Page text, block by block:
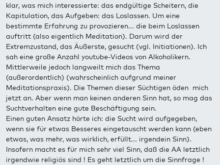
klar, was mich interessierte: das endgültige Scheitern, die
Kapitulation, das Aufgeben: das Loslassen. Um eine
bestimmte Erfahrung zu provozieren... die beim Loslassen
auftritt (also eigentlich Meditation). Darum wird der
Extremzustand, das Äußerste, gesucht (vgl. Initiationen). Ich
sah eine große Anzahl youtube-Videos von Alkoholikern.
Mittlerweile jedoch langweilt mich das Thema
(außerordentlich) (wahrscheinlich aufgrund meiner
Meditationspraxis). Die Themen dieser Süchtigen öden mich
jetzt an. Aber wenn man keinen anderen Sinn hat, so mag das
Suchtverhalten eine gute Beschäftigung sein.
Einen guten Ansatz hörte ich: die Sucht wird aufgegeben,
wenn sie für etwas Besseres eingetauscht werden kann (eben
etwas, was mehr, was wirklich, erfüllt... irgendein Sinn).
Insofern macht es für mich sehr viel Sinn, daß die AA letztlich
irgendwie religiös sind ! Es geht letztlich um die Sinnfrage !